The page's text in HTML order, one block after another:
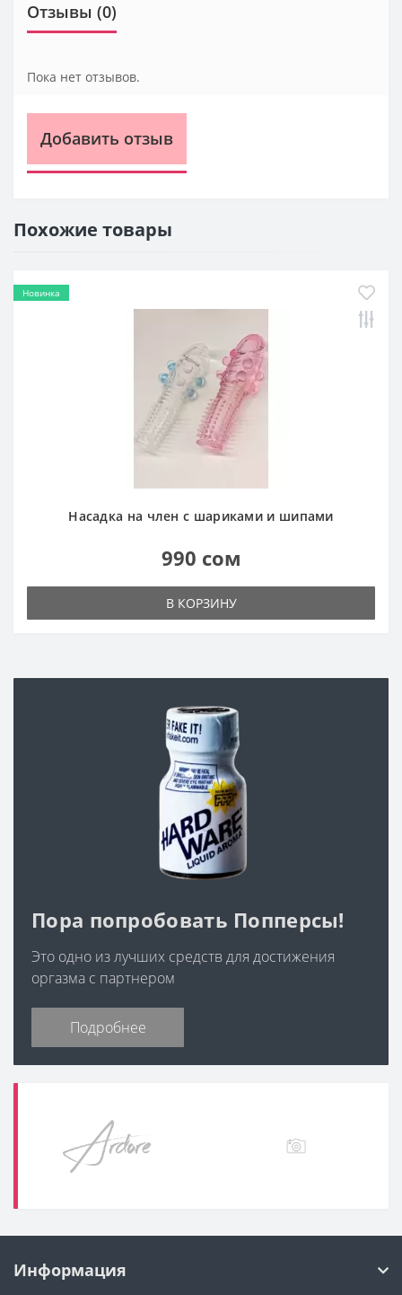
Отзывы (0)
Пока нет отзывов.
Добавить отзыв
Похожие товары
Новинка
Насадка на член с шариками и шипами
990 сом
В КОРЗИНУ
Пора попробовать Попперсы!
Это одно из лучших средств для достижения
оргазма с партнером
Подробнее
Информация